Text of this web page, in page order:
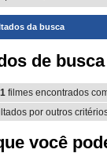
da busca
de busca
1 filmes encontrados
por outros
você